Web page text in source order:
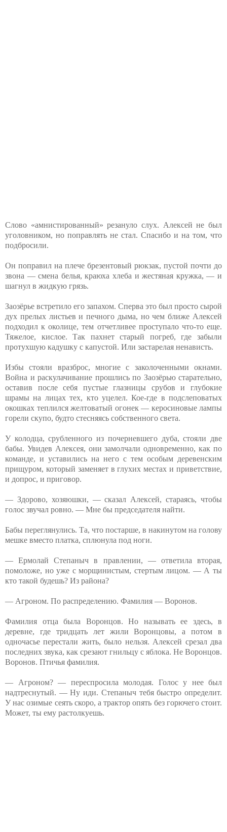
Слово «амнистированный» резануло слух. Алексей не был
уголовником, но поправлять не стал. Спасибо и на том, что
подбросили.
Он поправил на плече брезентовый рюкзак, пустой почти до
звона — смена белья, краюха хлеба и жестяная кружка, — и
шагнул в жидкую грязь.
Заозёрье встретило его запахом. Сперва это был просто сырой
дух прелых листьев и печного дыма, но чем ближе Алексей
подходил к околице, тем отчетливее проступало что-то еще.
Тяжелое, кислое. Так пахнет старый погреб, где забыли
протухшую кадушку с капустой. Или застарелая ненависть.
Избы стояли вразброс, многие с заколоченными окнами.
Война и раскулачивание прошлись по Заозёрью старательно,
оставив после себя пустые глазницы срубов и глубокие
шрамы на лицах тех, кто уцелел. Кое-где в подслеповатых
окошках теплился желтоватый огонек — керосиновые лампы
горели скупо, будто стесняясь собственного света.
У колодца, срубленного из почерневшего дуба, стояли две
бабы. Увидев Алексея, они замолчали одновременно, как по
команде, и уставились на него с тем особым деревенским
прищуром, который заменяет в глухих местах и приветствие,
и допрос, и приговор.
— Здорово, хозяюшки, — сказал Алексей, стараясь, чтобы
голос звучал ровно. — Мне бы председателя найти.
Бабы переглянулись. Та, что постарше, в накинутом на голову
мешке вместо платка, сплюнула под ноги.
— Ермолай Степаныч в правлении, — ответила вторая,
помоложе, но уже с морщинистым, стертым лицом. — А ты
кто такой будешь? Из района?
— Агроном. По распределению. Фамилия — Воронов.
Фамилия отца была Воронцов. Но называть ее здесь, в
деревне, где тридцать лет жили Воронцовы, а потом в
одночасье перестали жить, было нельзя. Алексей срезал два
последних звука, как срезают гнильцу с яблока. Не Воронцов.
Воронов. Птичья фамилия.
— Агроном? — переспросила молодая. Голос у нее был
надтреснутый. — Ну иди. Степаныч тебя быстро определит.
У нас озимые сеять скоро, а трактор опять без горючего стоит.
Может, ты ему растолкуешь.